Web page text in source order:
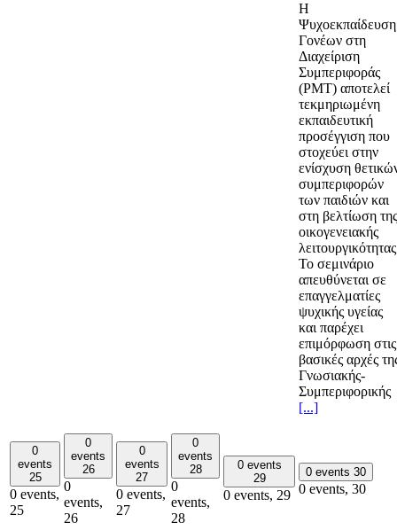
Η
Ψυχοεκπαίδευση
Γονέων στη
Διαχείριση
Συμπεριφοράς
(PMT) αποτελεί
τεκμηριωμένη
εκπαιδευτική
προσέγγιση που
στοχεύει στην
ενίσχυση
συμπεριφορών
των παιδιών και
στη βελτίωση της
οικογενειακής
Το σεμινάριο
απευθύνεται σε
επαγγελματίες
ψυχικής υγείας
και παρέχει
επιμόρφωση στις
βασικές αρχές
Γνωσιακής-
Συμπεριφορικής
[...]
0
events
25
0 events,
25
0
events
26
0
events,
26
0
events
27
0 events,
27
0
events
28
0
events,
28
0 events
29
0 events, 29
0 events 30
0 events, 30